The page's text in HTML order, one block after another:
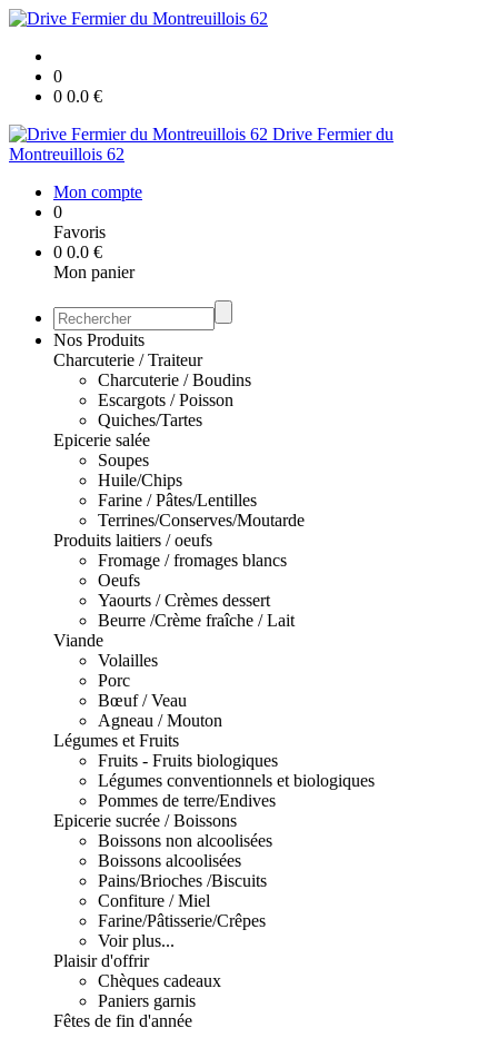
0
0 0.0 €
Drive Fermier du
Montreuillois 62
Mon compte
0
Favoris
0 0.0 €
Mon panier
Nos Produits
Charcuterie / Traiteur
Charcuterie / Boudins
Escargots / Poisson
Quiches/Tartes
Epicerie salée
Soupes
Huile/Chips
Farine / Pâtes/Lentilles
Terrines/Conserves/Moutarde
Produits laitiers / oeufs
Fromage / fromages blancs
Oeufs
Yaourts / Crèmes dessert
Beurre /Crème fraîche / Lait
Viande
Volailles
Porc
Bœuf / Veau
Agneau / Mouton
Légumes et Fruits
Fruits - Fruits biologiques
Légumes conventionnels et biologiques
Pommes de terre/Endives
Epicerie sucrée / Boissons
Boissons non alcoolisées
Boissons alcoolisées
Pains/Brioches /Biscuits
Confiture / Miel
Farine/Pâtisserie/Crêpes
Voir plus...
Plaisir d'offrir
Chèques cadeaux
Paniers garnis
Fêtes de fin d'année